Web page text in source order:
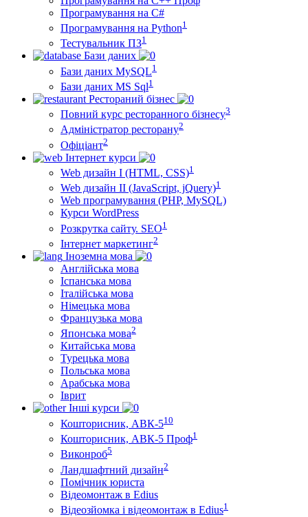
Програмування на C#
Програмування на Python1
Тестувальник ПЗ1
Бази даних
Бази даних MySQL1
Бази даних MS Sql1
Рестораний бізнес
Повний курс ресторанного бізнесу3
Адміністратор ресторану2
Офіціант2
Інтернет курси
Web дизайн I (HTML, CSS)1
Web дизайн II (JavaScript, jQuery)1
Web програмування (PHP, MySQL)
Курси WordPress
Розкрутка сайту. SEO1
Інтернет маркетинг2
Іноземна мова
Англійська мова
Іспанська мова
Італійська мова
Німецька мова
Французька мова
Японська мова2
Китайська мова
Турецька мова
Польська мова
Арабська мова
Іврит
Інші курси
Кошторисник, АВК-510
Кошторисник, АВК-5 Проф1
Виконроб5
Ландшафтний дизайн2
Помічник юриста
Відеомонтаж в Edius
Відеозйомка і відеомонтаж в Edius1